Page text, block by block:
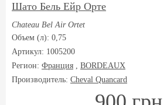
Шато Бель Ейр Орте
Chateau Bel Air Ortet
Объем (л): 0,75
Артикул: 1005200
Регион: Франция , BORDEAUX
Производитель: Cheval Quancard